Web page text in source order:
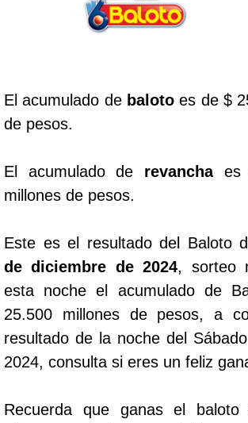
Lotería del Cauca
Extra de Colombia
Antioqueñita Tarde
Astro Sol
Astro Luna
Cafeterito Tarde
El acumulado de balotoes de $
de pesos.
El acumulado de revanchaes
millones de pesos.
Este es el resultado del Baloto
de diciembre de 2024, sorteo
esta noche el acumulado de
25.500 millones de pesos, a
resultado de la noche del
2024, consulta si eres un feliz
Recuerda que ganas el